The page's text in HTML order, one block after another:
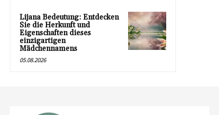
Lijana Bedeutung: Entdecken
Sie die Herkunft und
Eigenschaften dieses
einzigartigen
Mädchennamens
05.08.2026